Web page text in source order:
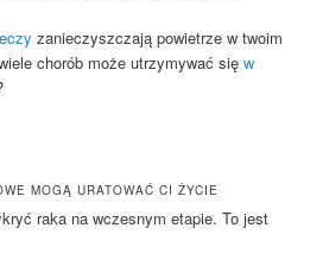
zanieczyszczają powietrze w twoim
chorób może utrzymywać sięw
MOGĄ URATOWAĆ CI ŻYCIE
raka na wczesnym etapie. To jest